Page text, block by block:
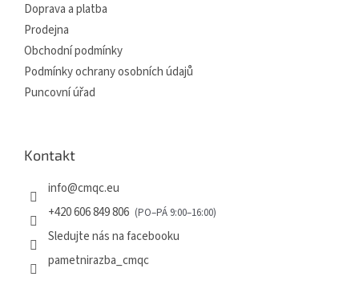
Doprava a platba
Prodejna
Obchodní podmínky
Podmínky ochrany osobních údajů
Puncovní úřad
Kontakt
info@cmqc.eu
+420 606 849 806
Sledujte nás na facebooku
pametnirazba_cmqc